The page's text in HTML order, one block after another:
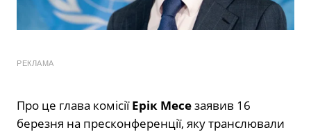
РЕКЛАМА
Про це глава комісіїЕрік Месезаявив 16
березня на пресконференції, яку транслювали